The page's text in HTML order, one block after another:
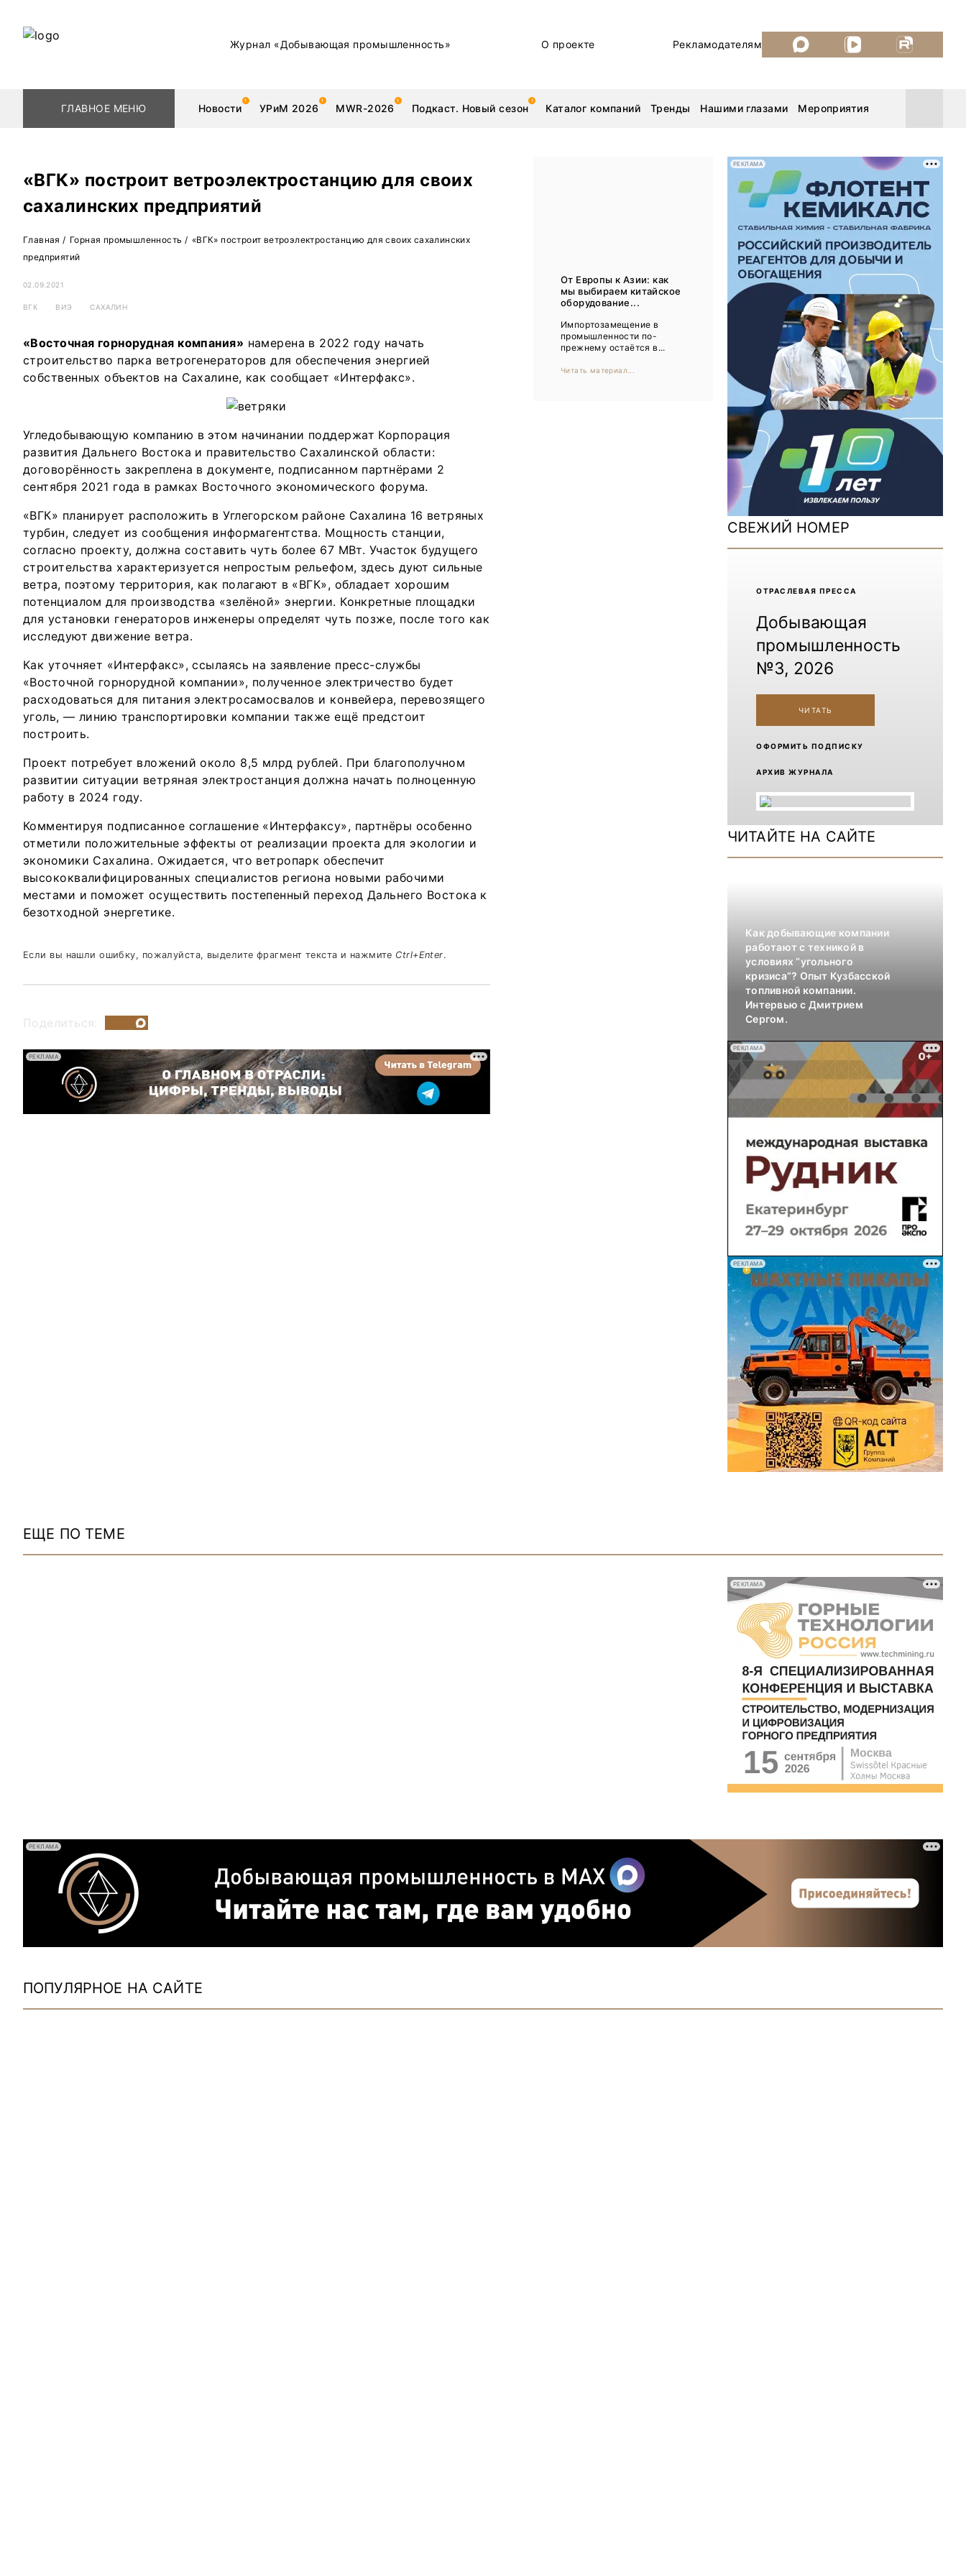
Журнал «Добывающая промышленность» О проекте Рекламодателям
ГЛАВНОЕ МЕНЮ Новости УРиМ 2026 MWR-2026 Подкаст. Новый сезон Каталог компаний Тренды Нашими глазами Мероприятия
Геологоразведка
Обогащение
Редкоземельные металлы
Золото Техника и технологии
Интервью
Мероприятия
Каталог компаний
Уголь России и Майнинг 2026
MiningWorld Russia 2026
ДП Подкаст. Новый сезон
Рудник 2025
MiningWorld Russia 2025
Уголь России и Майнинг 2025
Рудник 2024 | Обзор выставки
В помощь шахтёру 2024
Уголь России и Майнинг 2024
Mining World Russia 2024
«ВГК» построит ветроэлектростанцию для своих
сахалинских предприятий
Главная / Горная промышленность / «ВГК» построит ветроэлектростанцию для своих сахалинских
предприятий
02.09.2021
ВГК ВИЭ САХАЛИН
«Восточная горнорудная компания» намерена в 2022 году начать
строительство парка ветрогенераторов для обеспечения энергией
собственных объектов на Сахалине, как сообщает «Интерфакс».
Угледобывающую компанию в этом начинании поддержат Корпорация
развития Дальнего Востока и правительство Сахалинской области:
договорённость закреплена в документе, подписанном партнёрами 2
сентября 2021 года в рамках Восточного экономического форума.
«ВГК» планирует расположить в Углегорском районе Сахалина 16 ветряных
турбин, следует из сообщения информагентства. Мощность станции,
согласно проекту, должна составить чуть более 67 МВт. Участок будущего
строительства характеризуется непростым рельефом, здесь дуют сильные
ветра, поэтому территория, как полагают в «ВГК», обладает хорошим
потенциалом для производства «зелёной» энергии. Конкретные площадки
для установки генераторов инженеры определят чуть позже, после того как
исследуют движение ветра.
Как уточняет «Интерфакс», ссылаясь на заявление пресс-службы
«Восточной горнорудной компании», полученное электричество будет
расходоваться для питания электросамосвалов и конвейера, перевозящего
уголь, — линию транспортировки компании также ещё предстоит
построить.
Проект потребует вложений около 8,5 млрд рублей. При благополучном
развитии ситуации ветряная электростанция должна начать полноценную
работу в 2024 году.
Комментируя подписанное соглашение «Интерфаксу», партнёры особенно
отметили положительные эффекты от реализации проекта для экологии и
экономики Сахалина. Ожидается, что ветропарк обеспечит
высококвалифицированных специалистов региона новыми рабочими
местами и поможет осуществить постепенный переход Дальнего Востока к
безотходной энергетике.
Если вы нашли ошибку, пожалуйста, выделите фрагмент текста и нажмите Ctrl+Enter.
Поделиться:
РЕКЛАМА
От Европы к Азии: как
мы выбираем китайское
оборудование...
Импортозамещение в
промышленности по-
прежнему остаётся в...
Читать материал...
РЕКЛАМА
СВЕЖИЙ НОМЕР
ОТРАCЛЕВАЯ ПРЕССА
Добывающая
промышленность
№3, 2026
ЧИТАТЬ
ОФОРМИТЬ ПОДПИСКУ
АРХИВ ЖУРНАЛА
ЧИТАЙТЕ НА САЙТЕ
Как добывающие компании
работают с техникой в
условиях “угольного
кризиса”? Опыт Кузбасской
топливной компании.
Интервью с Дмитрием
Сергом.
РЕКЛАМА
РЕКЛАМА
ЕЩЕ ПО ТЕМЕ
РЕКЛАМА
РЕКЛАМА
ПОПУЛЯРНОЕ НА САЙТЕ